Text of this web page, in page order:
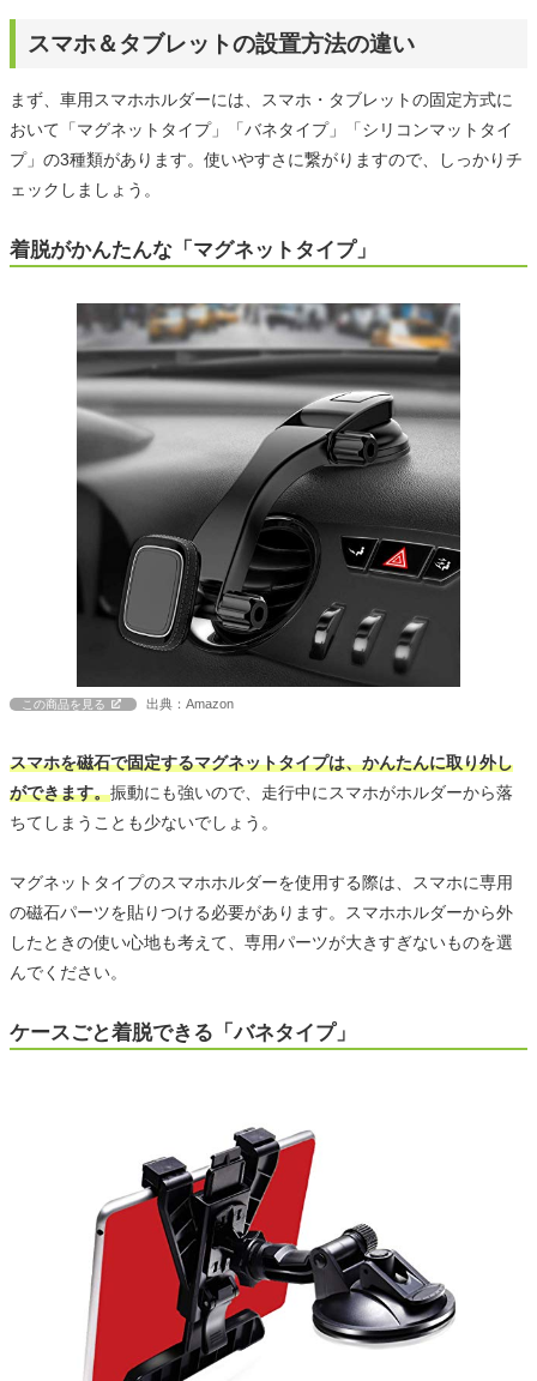
スマホ＆タブレットの設置方法の違い
まず、車用スマホホルダーには、スマホ・タブレットの固定方式に
おいて「マグネットタイプ」「バネタイプ」「シリコンマットタイ
プ」の3種類があります。使いやすさに繋がりますので、しっかりチ
ェックしましょう。
着脱がかんたんな「マグネットタイプ」
この商品を見る 出典：Amazon
スマホを磁石で固定するマグネットタイプは、かんたんに取り外し
ができます。振動にも強いので、走行中にスマホがホルダーから落
ちてしまうことも少ないでしょう。
マグネットタイプのスマホホルダーを使用する際は、スマホに専用
の磁石パーツを貼りつける必要があります。スマホホルダーから外
したときの使い心地も考えて、専用パーツが大きすぎないものを選
んでください。
ケースごと着脱できる「バネタイプ」